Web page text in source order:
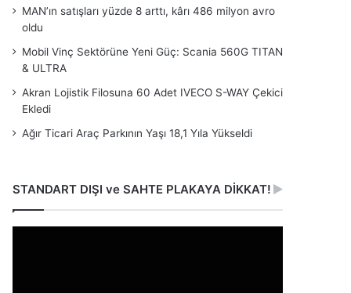
MAN’ın satışları yüzde 8 arttı, kârı 486 milyon avro
oldu
Mobil Vinç Sektörüne Yeni Güç: Scania 560G TITAN
& ULTRA
Akran Lojistik Filosuna 60 Adet IVECO S-WAY Çekici
Ekledi
Ağır Ticari Araç Parkının Yaşı 18,1 Yıla Yükseldi
STANDART DIŞI ve SAHTE PLAKAYA DİKKAT!